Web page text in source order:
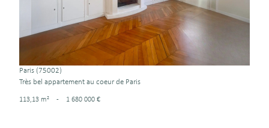
Paris (75002)
Très bel appartement au coeur de Paris
113,13 m² - 1 680 000 €